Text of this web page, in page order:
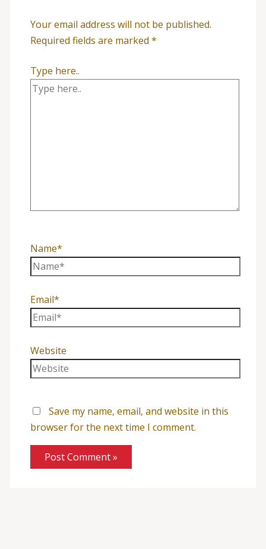
Your email address will not be published.
Required fields are marked *
Type here..
Name*
Email*
Website
Save my name, email, and website in this
browser for the next time I comment.